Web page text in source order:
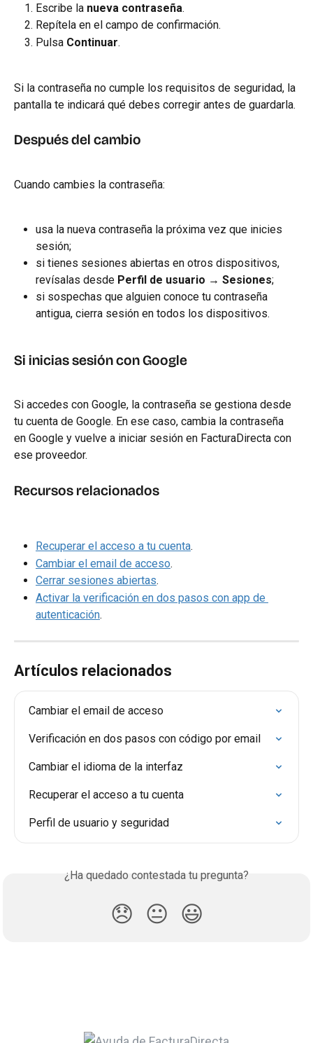
Escribe la nueva contraseña.
Repítela en el campo de confirmación.
Pulsa Continuar.
Si la contraseña no cumple los requisitos de seguridad, la
pantalla te indicará qué debes corregir antes de guardarla.
Después del cambio
Cuando cambies la contraseña:
usa la nueva contraseña la próxima vez que inicies
sesión;
si tienes sesiones abiertas en otros dispositivos,
revísalas desde Perfil de usuario → Sesiones;
si sospechas que alguien conoce tu contraseña
antigua, cierra sesión en todos los dispositivos.
Si inicias sesión con Google
Si accedes con Google, la contraseña se gestiona desde
tu cuenta de Google. En ese caso, cambia la contraseña
en Google y vuelve a iniciar sesión en FacturaDirecta con
ese proveedor.
Recursos relacionados
Recuperar el acceso a tu cuenta.
Cambiar el email de acceso.
Cerrar sesiones abiertas.
Activar la verificación en dos pasos con app de
autenticación.
Artículos relacionados
Cambiar el email de acceso
Verificación en dos pasos con código por email
Cambiar el idioma de la interfaz
Recuperar el acceso a tu cuenta
Perfil de usuario y seguridad
¿Ha quedado contestada tu pregunta?
😞 😐 😃